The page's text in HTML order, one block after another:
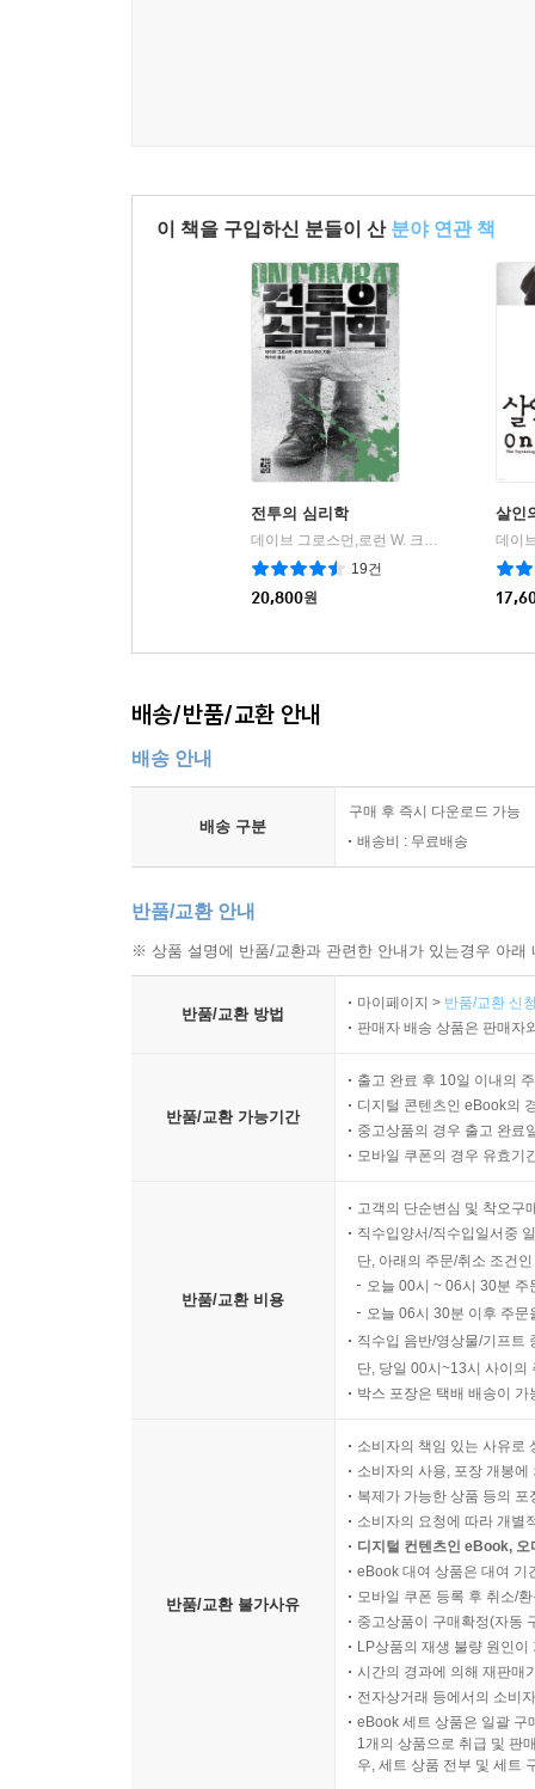
취약해질 때도 있다고 고백한다. 임상심리학
진단했고, 8년간 사귄 전 남자친구에게 붙인 병
오용하는 것도, 관계에서 궁지에 몰렸을 때 반
조심스럽고 신중하게 독자에게 말 건다. 우리가
이 책은 그의 상담실로 불러들이는 가장 다정한 초
이 책을 구입하신 분들이 산 분야 연관 책
전투의 심리학
데이브 그로스먼,로런 W. 크리스텐슨 공저/박수민 역
19건
20,800원
살인
배송/반품/교환 안내
배송 안내
배송 구분
구매 후 즉시 다운로드 가능
배송비 : 무료배송
반품/교환 안내
※ 상품 설명에 반품/교환과 관련한 안내가 있는경우 아
반품/교환 방법
마이페이지 > 반품/교환 신
판매자 배송 상품은 판매자
반품/교환 가능기간
출고 완료 후 10일 이내의
디지털 콘텐츠인 eBook의
중고상품의 경우 출고 완료
모바일 쿠폰의 경우 유효기
반품/교환 비용
고객의 단순변심 및 착오구
직수입양서/직수입일서중
단, 아래의 주문/취소 조건
오늘 00시 ~ 06시 30분
오늘 06시 30분 이후 주
직수입 음반/영상물/기프트
단, 당일 00시~13시 사이의
박스 포장은 택배 배송이
반품/교환 불가사유
소비자의 책임 있는 사유로
소비자의 사용, 포장 개봉
복제가 가능한 상품 등의
소비자의 요청에 따라 개별
디지털 컨텐츠인 eBook,
eBook 대여 상품은 대여 기
모바일 쿠폰 등록 후 취소/
중고상품이 구매확정(자동
LP상품의 재생 불량 원인
시간의 경과에 의해 재판매
전자상거래 등에서의 소비
eBook 세트 상품은 일괄 구
1개의 상품으로 취급 및 판
우, 세트 상품 전부 및 세트